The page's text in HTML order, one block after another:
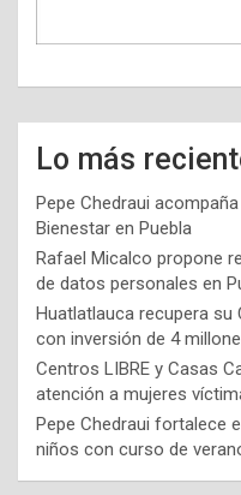
Lo más
Pepe Chedraui
Bienestar en Puebla
Rafael Micalco propone
de datos personales en
Huatlatlauca recupera su
con inversión de 4
Centros LIBRE y Casas
atención a mujeres
Pepe Chedraui fortalece
niños con curso de